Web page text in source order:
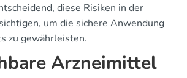
diese Risiken in der
um die sichere Anwendung
zu gewährleisten.
Arzneimittel